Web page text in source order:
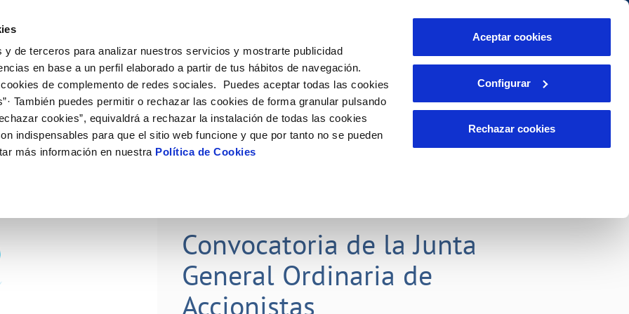
y de terceros para analizar nuestros servicios y mostrarte publicidad
en base a un perfil elaborado a partir de tus hábitos de navegación.
de complemento de redes sociales. Puedes aceptar todas las cookies
También puedes permitir o rechazar las cookies de forma granular pulsando
cookies”, equivaldrá a rechazar la instalación de todas las cookies
indispensables para que el sitio web funcione y que por tanto no se pueden
más información en nuestra Política de Cookies
Aceptar cookies
Configurar
Rechazar cookies
de titular
de suministro
MODIFICACIÓN DE DATOS
Actualizar datos bancarios
Actualizar datos de domicilio
INCIDENCIAS
Comunica anomalías o posibles
VER TODAS LAS GESTIONES
Tu Servicio
AL CLIENTE
contacto
interés
y afectaciones
COMPROMISO DE SERVICIO
Customer Counsel (Defensa del cliente)
Normativa del servicio
Tu Agua
del agua
CUIDADOS DEL AGUA
Consejos de ahorro
Depósitos comunitarios
Conócenos
DE GESTIÓN Y CERTIFICADOS
CONTRATACIÓN
Condiciones Generales de Contratación
Contrataciones
Nuestros compromisos
Convocatoria de la Junta
General Ordinaria de
Accionistas